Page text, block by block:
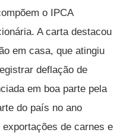
o IPCA
A carta destacou
em casa, que atingiu
deflação de
em boa parte pela
do país no ano
de carnes e